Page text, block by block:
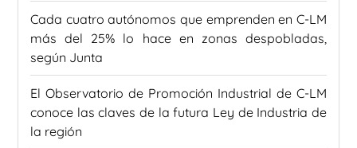
Cada cuatro autónomos que emprenden en C-LM
más del 25% lo hace en zonas despobladas,
según Junta
El Observatorio de Promoción Industrial de C-LM
conoce las claves de la futura Ley de Industria de
la región